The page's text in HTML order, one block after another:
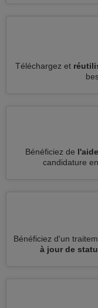
Téléchargez et
Bénéficiez de
candidature
Bénéficiez d'un
à jour de